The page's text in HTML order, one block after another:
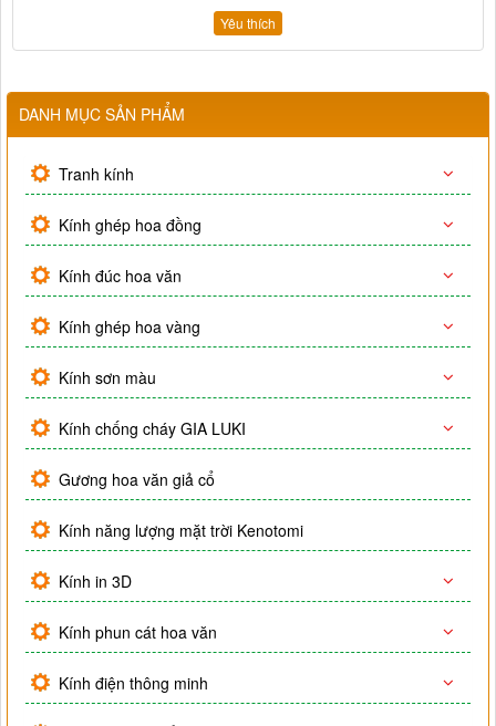
Yêu thích
DANH MỤC SẢN PHẨM
Tranh kính
Kính ghép hoa đồng
Kính đúc hoa văn
Kính ghép hoa vàng
Kính sơn màu
Kính chống cháy GIA LUKI
Gương hoa văn giả cổ
Kính năng lượng mặt trời Kenotomi
Kính in 3D
Kính phun cát hoa văn
Kính điện thông minh